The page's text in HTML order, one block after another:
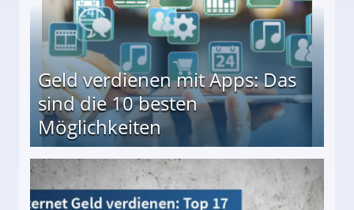
Geld verdienen mit Apps: Das
sind die 10 besten
Möglichkeiten
besten Möglichkeiten